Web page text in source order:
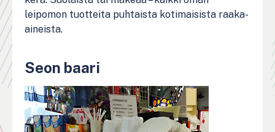
leipomon tuotteita puhtaista kotimaisista raaka-
aineista.
Seon baari